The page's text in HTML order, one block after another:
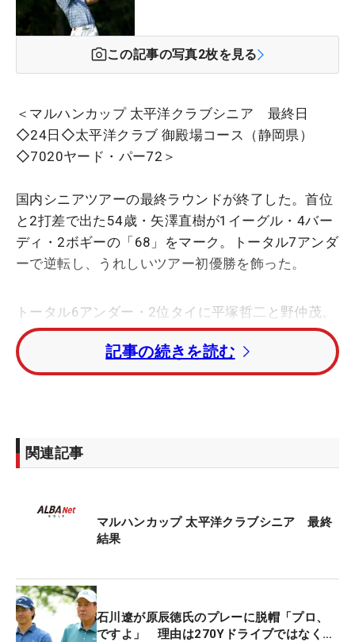
この記事の写真2枚を見る
＜マルハンカップ 太平洋クラブシニア 最終日
◇24日◇太平洋クラブ 御殿場コース（静岡県）
◇7020ヤード・パー72＞
国内シニアツアーの最終ラウンドが終了した。首位
と2打差で出た54歳・矢澤直樹が1イーグル・4バー
ディ・2ボギーの「68」をマーク。トータル7アンダ
ーで逆転し、うれしいツアー初優勝を飾った。
トータル6アンダー・2位タイに平塚哲二と野仲茂。
トータル5アンダー・4位タイには宮本勝昌、宮瀬博
文、サマヌーン・スリロット（タイ）、デービッ
ド・スメイル（ニュージーランド）が入った。
3連覇中の水上晃男がトータル2アンダーで優勝。元
プロ野球選手で広島東洋カープOBの前田智徳氏は、
元プロ野球選手では、大阪近鉄バファローズなどで
活躍した中村紀洋氏（4位）、元中日ドラゴンズ監
グランドシニアの部では、トータル6アンダーまで
伸ばした秋葉真一が優勝した。
記事の続きを読む
関連記事
マルハンカップ 太平洋クラブシニア 最終
結果
石川遼が原辰徳氏のプレーに脱帽「プロ、
ですよ」 理由は270Yドライブではなく…